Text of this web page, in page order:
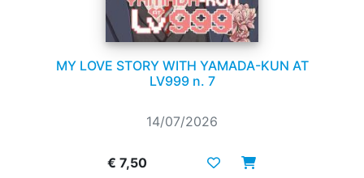
MY LOVE STORY WITH YAMADA-KUN AT
LV999 n. 7
14/07/2026
€ 7,50